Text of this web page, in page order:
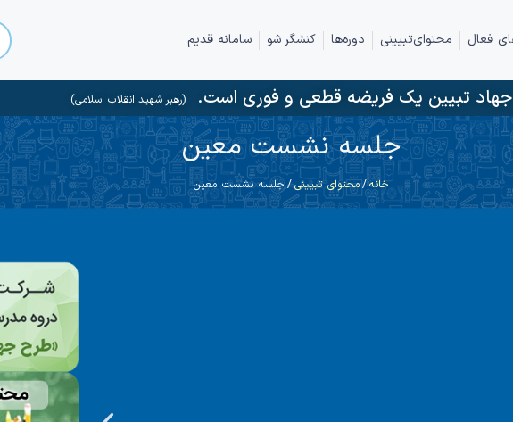
فعال محتوای‌تبیینی دوره‌ها کنشگر شو سامانه قدیم
جهاد تبیین یک فریضه قطعی و فوری است.(رهبر شهید انقلاب اسلامی)
جلسه نشست معین
خانه/محتوای تبیینی/ جلسه نشست معین